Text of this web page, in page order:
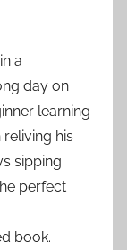
a
day on
learning
his
sipping
perfect
book.